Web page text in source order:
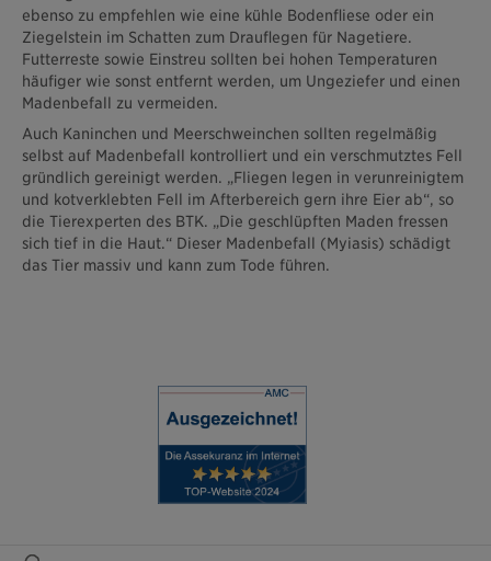
ebenso zu empfehlen wie eine kühle Bodenfliese oder ein
Ziegelstein im Schatten zum Drauflegen für Nagetiere.
Futterreste sowie Einstreu sollten bei hohen Temperaturen
häufiger wie sonst entfernt werden, um Ungeziefer und einen
Madenbefall zu vermeiden.
Auch Kaninchen und Meerschweinchen sollten regelmäßig
selbst auf Madenbefall kontrolliert und ein verschmutztes Fell
gründlich gereinigt werden. „Fliegen legen in verunreinigtem
und kotverklebten Fell im Afterbereich gern ihre Eier ab“, so
die Tierexperten des BTK. „Die geschlüpften Maden fressen
sich tief in die Haut.“ Dieser Madenbefall (Myiasis) schädigt
das Tier massiv und kann zum Tode führen.